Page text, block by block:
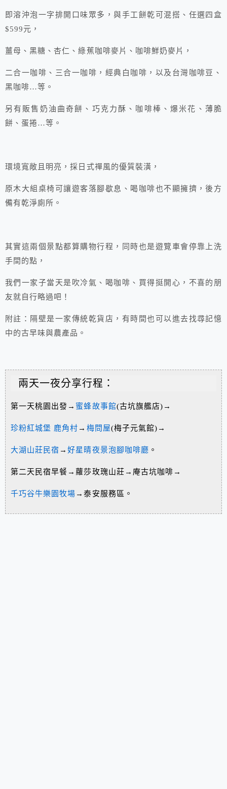
即溶沖泡一字排開口味眾多，與手工餅乾可混搭、任選四盒
$599元，
薑母、黑糖、杏仁、綠蕉咖啡麥片、咖啡鮮奶麥片，
二合一咖啡、三合一咖啡，經典白咖啡，以及台灣咖啡豆、
黑咖啡…等。
另有販售奶油曲奇餅、巧克力酥、咖啡棒、爆米花、薄脆
餅、蛋捲…等。
環境寬敞且明亮，採日式禪風的優質裝潢，
原木大組桌椅可讓遊客落腳歇息、喝咖啡也不顯擁擠，後方
備有乾淨廁所。
其實這兩個景點都算購物行程，同時也是遊覽車會停靠上洗
手間的點，
我們一家子當天是吹冷氣、喝咖啡、買得挺開心，不喜的朋
友就自行略過吧！
附註：隔壁是一家傳統乾貨店，有時間也可以進去找尋記憶
中的古早味與農產品。
兩天一夜分享行程：
第一天桃園出發→ 蜜蜂故事館(古坑旗艦店)→
珍粉紅城堡 鹿角村 → 梅問屋(梅子元氣館)→
大湖山莊民宿 →好星晴夜景泡腳咖啡廳 。
第二天民宿早餐→蘿莎玫瑰山莊→庵古坑咖啡→
千巧谷牛樂園牧場 →泰安服務區。